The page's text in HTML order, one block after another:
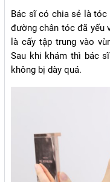
Bác sĩ có chia sẻ là tóc
đường chân tóc đã yếu
là cấy tập trung vào
Sau khi khám thì bác
không bị dày quá.